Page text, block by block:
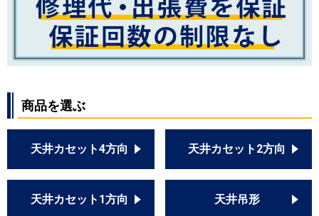
商品を選ぶ
天井カセット4方向 天井カセット2方向
天井カセット1方向 天井吊形